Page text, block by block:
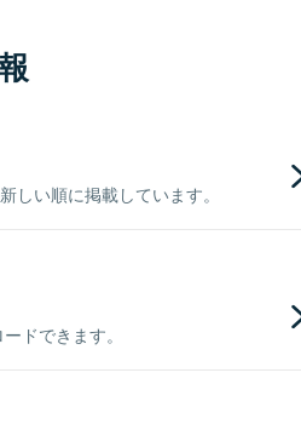
しい順に掲載しています。
ドできます。